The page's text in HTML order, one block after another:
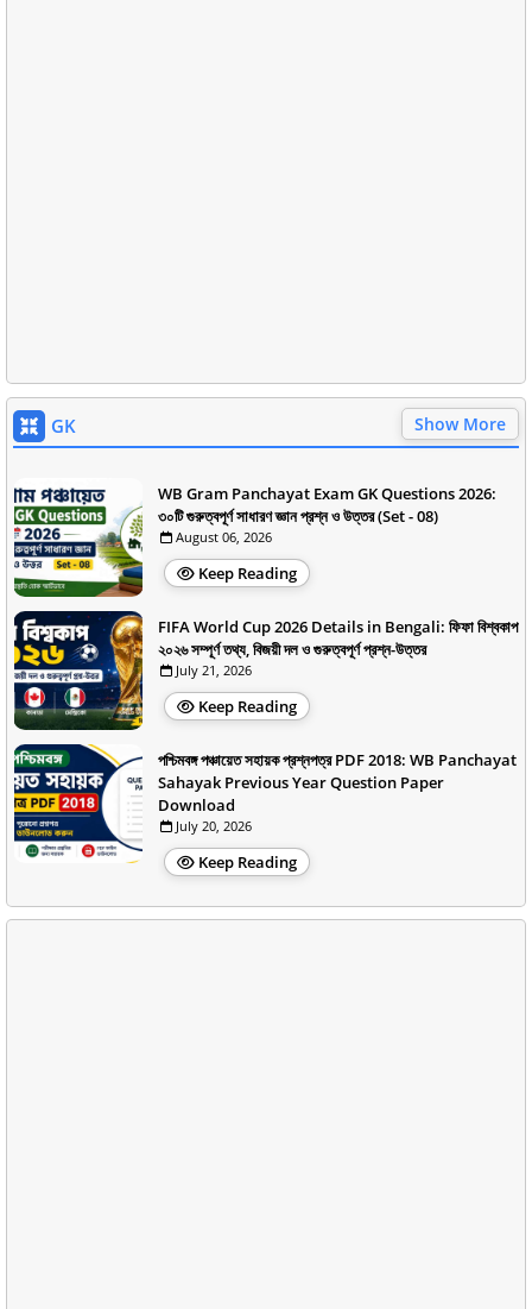
GK Show More
WB Gram Panchayat Exam GK Questions 2026:
৩০টি গুরুত্বপূর্ণ সাধারণ জ্ঞান প্রশ্ন ও উত্তর (Set - 08)
August 06, 2026
Keep Reading
FIFA World Cup 2026 Details in Bengali: ফিফা বিশ্বকাপ
২০২৬ সম্পূর্ণ তথ্য, বিজয়ী দল ও গুরুত্বপূর্ণ প্রশ্ন-উত্তর
July 21, 2026
Keep Reading
পশ্চিমবঙ্গ পঞ্চায়েত সহায়ক প্রশ্নপত্র PDF 2018: WB Panchayat
Sahayak Previous Year Question Paper
Download
July 20, 2026
Keep Reading